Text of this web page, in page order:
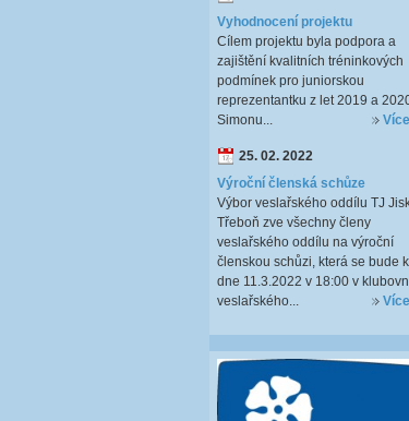
Vyhodnocení projektu
Cílem projektu byla podpora a
zajištění kvalitních tréninkových
podmínek pro juniorskou
reprezentantku z let 2019 a
Simonu...
25. 02. 2022
Výroční členská schůze
Výbor veslařského oddílu TJ
Třeboň zve všechny členy
veslařského oddílu na výroční
členskou schůzi, která se bude
dne 11.3.2022 v 18:00 v
veslařského...